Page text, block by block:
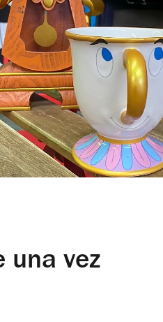
una vez